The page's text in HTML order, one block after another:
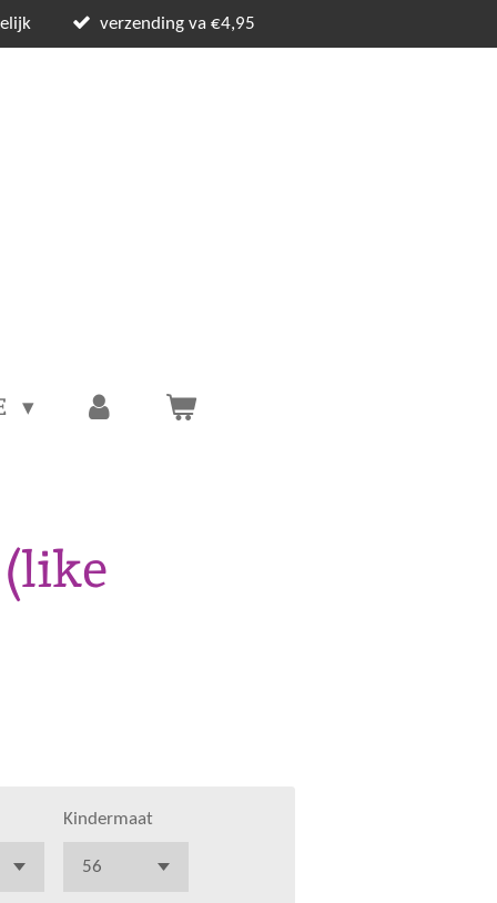
verzending va €4,95
Kindermaat